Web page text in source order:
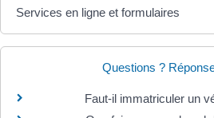
Services en ligne et formulaires
Questions ?
Faut-il immatriculer un